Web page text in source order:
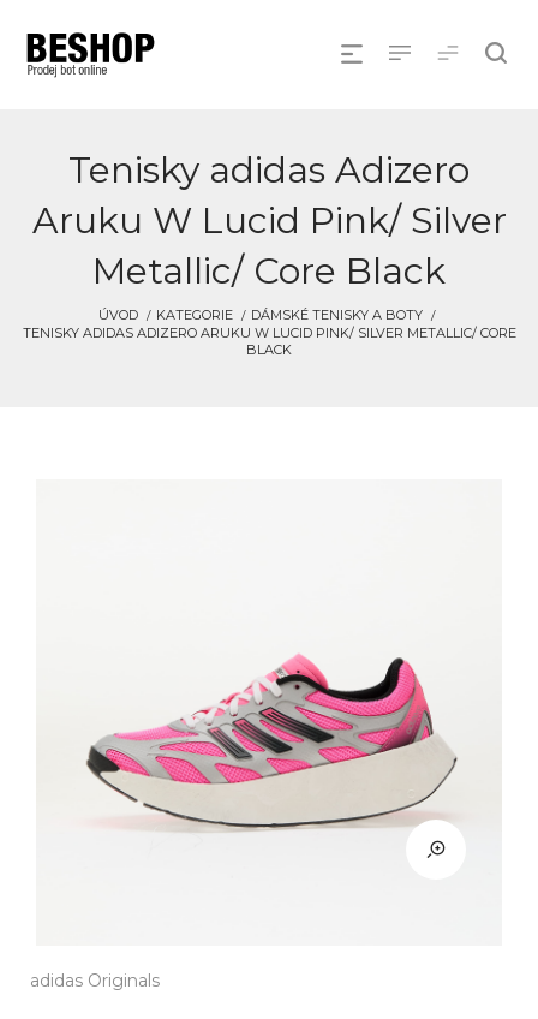
Tenisky adidas Adizero
Aruku W Lucid Pink/ Silver
Metallic/ Core Black
ÚVOD KATEGORIE
DÁMSKÉ TENISKY A BOTY
TENISKY ADIDAS ADIZERO ARUKU W LUCID PINK/ SILVER METALLIC/ CORE
BLACK
adidas Originals